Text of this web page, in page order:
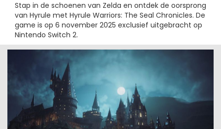
Stap in de schoenen van Zelda en ontdek de oorsprong
van Hyrule met Hyrule Warriors: The Seal Chronicles. De
game is op 6 november 2025 exclusief uitgebracht op
Nintendo Switch 2.